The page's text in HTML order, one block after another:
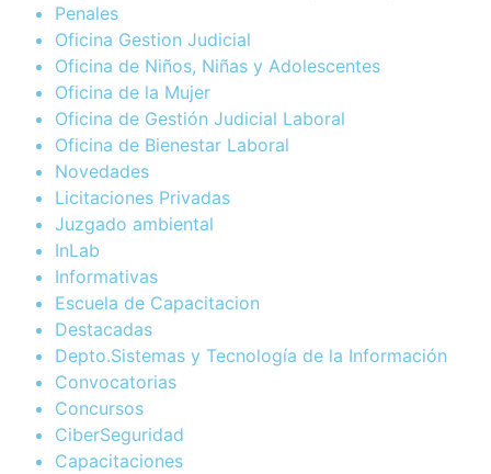
Penales
Oficina Gestion Judicial
Oficina de Niños, Niñas y Adolescentes
Oficina de la Mujer
Oficina de Gestión Judicial Laboral
Oficina de Bienestar Laboral
Novedades
Licitaciones Privadas
Juzgado ambiental
InLab
Informativas
Escuela de Capacitacion
Destacadas
Depto.Sistemas y Tecnología de la Información
Convocatorias
Concursos
CiberSeguridad
Capacitaciones